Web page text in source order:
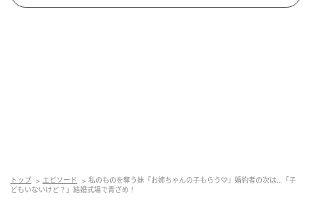
披露宴の時間が近づき、参列者たちが続々と着席しま
トップ エピソード
私のものを奪う妹「お姉ちゃんの子もらう♡」婚約者の次は…「子
どもいないけど？」結婚式場で青ざめ！